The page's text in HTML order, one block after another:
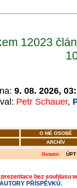
12023
9. 08. 2026,
Petr Schauer,
O MÉ OSOBĚ
ARCHÍV
Ostatní: ÚPT
bez souhlasu
PŘÍSPĚVKŮ.